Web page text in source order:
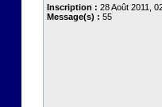
Inscription : 28 Août 2011,
Message(s) : 55